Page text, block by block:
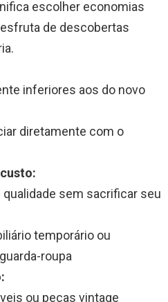
escolher economias
de descobertas
inferiores aos do novo
diretamente com o
sem sacrificar seu
temporário ou
roupa
​​ou peças vintage